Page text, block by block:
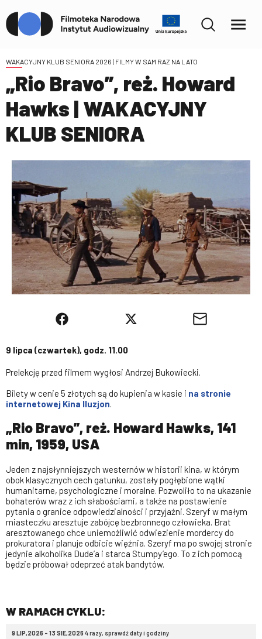
WAKACYJNY KLUB SENIORA 2026 | FILMY W SAM RAZ NA LATO
„Rio Bravo”, reż. Howard
Hawks | WAKACYJNY
KLUB SENIORA
9 lipca (czwartek), godz. 11.00
Prelekcję przed filmem wygłosi Andrzej Bukowiecki.
Bilety w cenie 5 złotych są do kupienia w kasie i na stronie
internetowej Kina Iluzjon.
„Rio Bravo”, reż. Howard Hawks, 141
min, 1959, USA
Jeden z najsłynniejszych westernów w historii kina, w którym
obok klasycznych cech gatunku, zostały pogłębione wątki
humanitarne, psychologiczne i moralne. Pozwoliło to na ukazanie
bohaterów wraz z ich słabościami, a także na postawienie
pytania o granice odpowiedzialności i przyjaźni. Szeryf w małym
miasteczku aresztuje zabójcę bezbronnego człowieka. Brat
aresztowanego chce uniemożliwić odwiezienie mordercy do
prokuratora i planuje odbicie więźnia. Szeryf ma po swojej stronie
jedynie alkoholika Dude’a i starca Stumpy’ego. To z ich pomocą
będzie próbował odeprzeć atak bandytów.
W RAMACH CYKLU:
9 LIP,2026 - 13 SIE,2026 4 razy, sprawdź daty i godziny